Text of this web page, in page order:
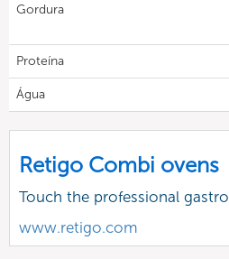
Gordura
Proteína
Água
Retigo Combi ovens
Touch the professional
www.retigo.com